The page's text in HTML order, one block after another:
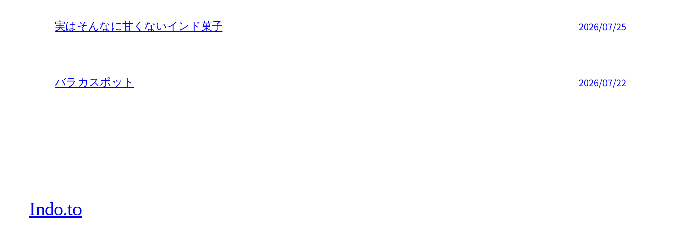
実はそんなに甘くないインド菓子 2026/07/25
バラカスポット 2026/07/22
Indo.to